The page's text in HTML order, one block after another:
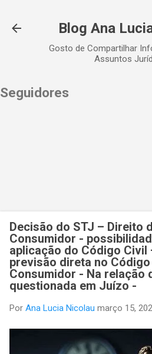
Blog Ana
Gosto de Compartilhar
Assuntos
Seguidores
Decisão do STJ – Direito
Consumidor -
aplicação do Código Civil
previsão direta no
Consumidor - Na relação
questionada em Juízo -
Por Ana Lucia Nicolau março 15,